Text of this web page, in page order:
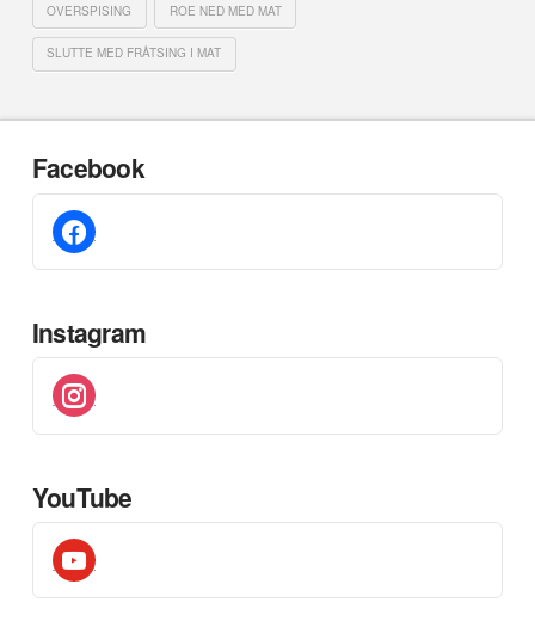
OVERSPISING ROE NED MED MAT
SLUTTE MED FRÅTSING I MAT
Facebook
facebook
Instagram
instagram
YouTube
youtube